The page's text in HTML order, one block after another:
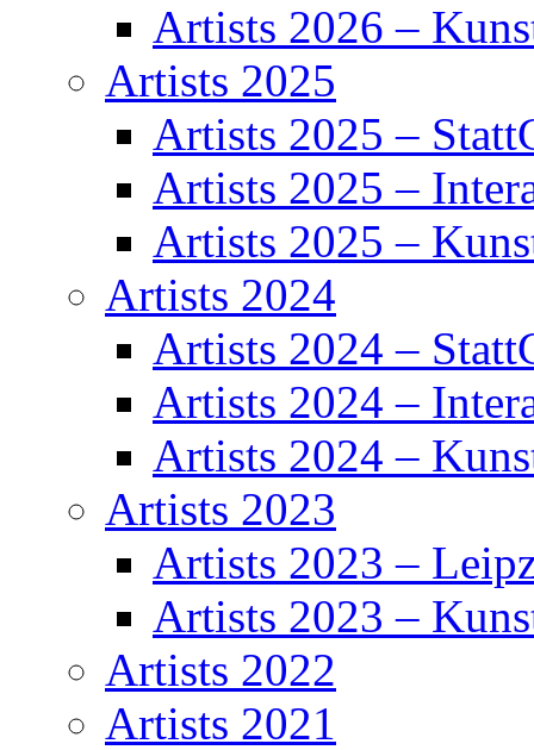
Artists 2026 –
Artists 2025
Artists 2025 –
Artists 2025 –
Artists 2025 –
Artists 2024
Artists 2024 –
Artists 2024 –
Artists 2024 –
Artists 2023
Artists 2023 –
Artists 2023 –
Artists 2022
Artists 2021